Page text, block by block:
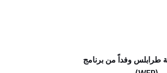
طرابلس وفداً من برنامج